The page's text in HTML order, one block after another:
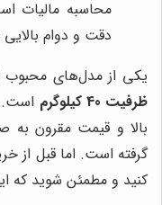
محاسبه مالیات
دقت و دوام
یکی از مدل‌های محبوب
ظرفیت 40 کیلوگرم
است.
بالا و قیمت مقرون به
گرفته است. اما قبل از
کنید و مطمئن شوید که